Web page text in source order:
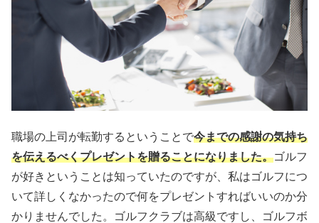
職場の上司が転勤するということで今までの感謝の気持ち
を伝えるべくプレゼントを贈ることになりました。ゴルフ
が好きということは知っていたのですが、私はゴルフにつ
いて詳しくなかったので何をプレゼントすればいいのか分
かりませんでした。ゴルフクラブは高級ですし、ゴルフボ